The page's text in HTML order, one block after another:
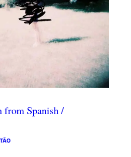
from Spanish /